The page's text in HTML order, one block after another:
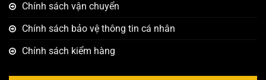
Chính sách vận chuyển
Chính sách bảo vệ thông tin cá nhân
Chính sách kiểm hàng